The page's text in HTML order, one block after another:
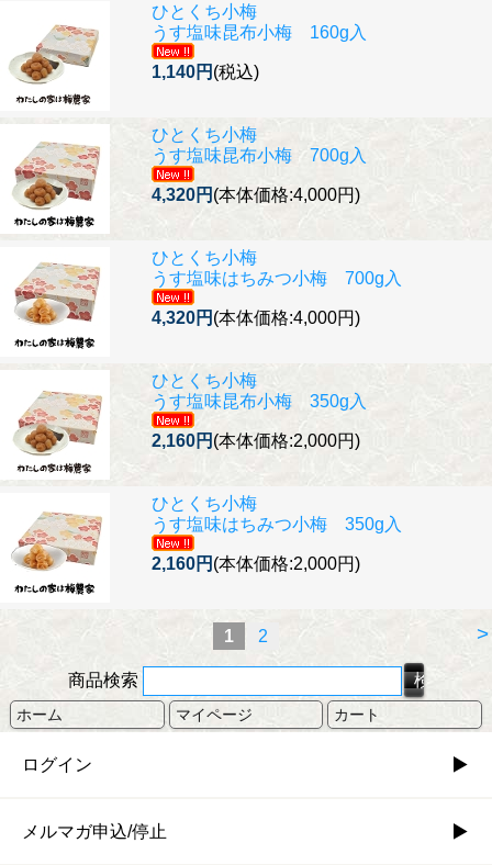
ひとくち小梅
うす塩味昆布小梅 160g入
1,140円 (税込)
ひとくち小梅
うす塩味昆布小梅 700g入
4,320円 (本体価格:4,000円)
ひとくち小梅
うす塩味はちみつ小梅 700g入
4,320円 (本体価格:4,000円)
ひとくち小梅
うす塩味昆布小梅 350g入
2,160円 (本体価格:2,000円)
ひとくち小梅
うす塩味はちみつ小梅 350g入
2,160円 (本体価格:2,000円)
>
1 2
商品検索
ホーム マイページ カート
ログイン
メルマガ申込/停止